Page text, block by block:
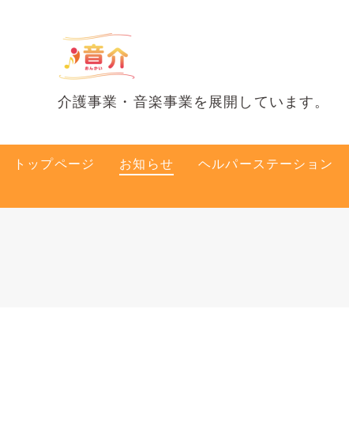
介護事業・音楽事業を展開しています。
トップページ お知らせ ヘルパーステーション